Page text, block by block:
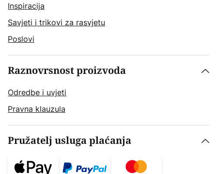
Inspiracija
Savjeti i trikovi za rasvjetu
Poslovi
Raznovrsnost proizvoda
Odredbe i uvjeti
Pravna klauzula
Pružatelj usluga plaćanja